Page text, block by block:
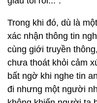
Trong khi đó, dù là
xác nhận thông tin
cùng giới truyền
chưa thoát khỏi cảm
bất ngờ khi nghe tin
đi nhưng một người